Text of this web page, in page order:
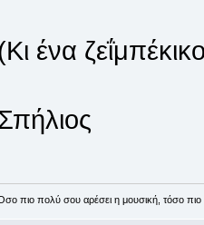
ένα
πιο πολύ σου αρέσει η μουσική, τόσο